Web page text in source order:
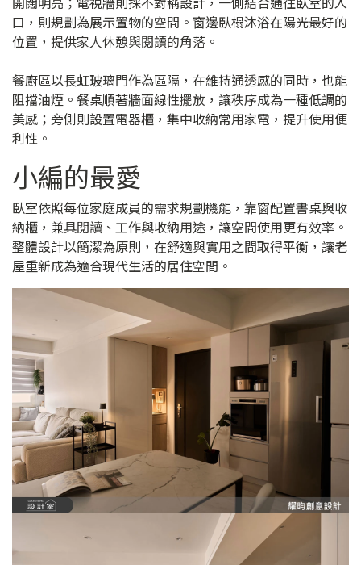
口，則規劃為展示置物的空間。窗邊臥榻沐浴在陽光最好的
位置，提供家人休憩與閱讀的角落。
餐廚區以長虹玻璃門作為區隔，在維持通透感的同時，也能
阻擋油煙。餐桌順著牆面線性擺放，讓秩序成為一種低調的
美感；旁側則設置電器櫃，集中收納常用家電，提升使用便
利性。
小編的最愛
臥室依照每位家庭成員的需求規劃機能，靠窗配置書桌與收
納櫃，兼具閱讀、工作與收納用途，讓空間使用更有效率。
整體設計以簡潔為原則，在舒適與實用之間取得平衡，讓老
屋重新成為適合現代生活的居住空間。